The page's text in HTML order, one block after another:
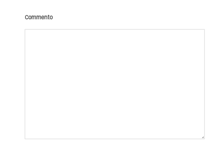
Commento